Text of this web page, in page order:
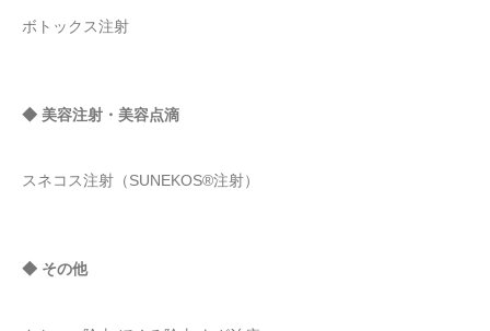
ボトックス注射
◆ 美容注射・美容点滴
スネコス注射（SUNEKOS®注射）
◆ その他